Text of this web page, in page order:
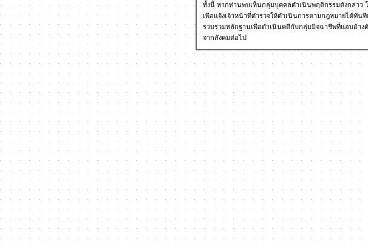
ทั้งนี้ หากท่านพบเห็นกลุ่มบุคคลดำเนินพฤติกรรมดังกล่าว
เพื่อแจ้งเจ้าหน้าที่ตำรวจให้ดำเนินการตามกฎหมายได้ทั
รวบรวมหลักฐานเพื่อดำเนินคดีกับกลุ่มมิจฉาชีพที่แอบอ้าง
จากสังคมต่อไป